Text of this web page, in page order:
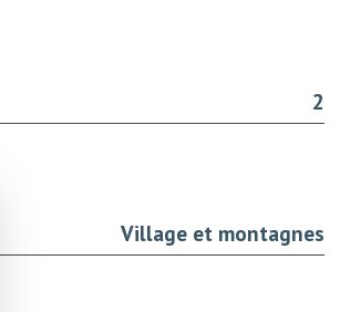
2
Village et montagnes